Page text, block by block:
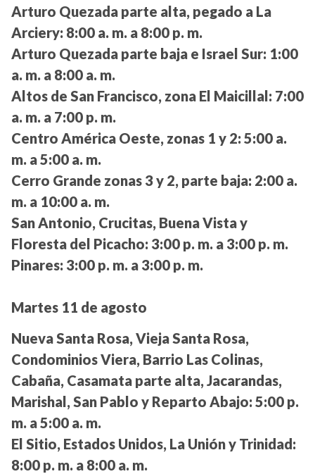
Arturo Quezada parte alta, pegado a La
Arciery: 8:00 a. m. a 8:00 p. m.
Arturo Quezada parte baja e Israel Sur: 1:00
a. m. a 8:00 a. m.
Altos de San Francisco, zona El Maicillal: 7:00
a. m. a 7:00 p. m.
Centro América Oeste, zonas 1 y 2: 5:00 a.
m. a 5:00 a. m.
Cerro Grande zonas 3 y 2, parte baja: 2:00 a.
m. a 10:00 a. m.
San Antonio, Crucitas, Buena Vista y
Floresta del Picacho: 3:00 p. m. a 3:00 p. m.
Pinares: 3:00 p. m. a 3:00 p. m.
Martes 11 de agosto
Nueva Santa Rosa, Vieja Santa Rosa,
Condominios Viera, Barrio Las Colinas,
Cabaña, Casamata parte alta, Jacarandas,
Marishal, San Pablo y Reparto Abajo: 5:00 p.
m. a 5:00 a. m.
El Sitio, Estados Unidos, La Unión y Trinidad:
8:00 p. m. a 8:00 a. m.